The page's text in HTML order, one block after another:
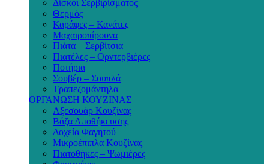
Δίσκοι Σερβιρίσματος
Θερμός
Καράφες – Κανάτες
Μαχαιροπίρουνα
Πιάτα – Σερβίτσια
Πιατέλες – Ορντερβιέρες
Ποτήρια
Σουβέρ – Σουπλά
Τραπεζομάντηλα
ΟΡΓΑΝΩΣΗ ΚΟΥΖΙΝΑΣ
Αξεσουάρ Κουζίνας
Βάζα Αποθήκευσης
Δοχεία Φαγητού
Μικροέπιπλα Κουζίνας
Πιατοθήκες – Ψωμιέρες